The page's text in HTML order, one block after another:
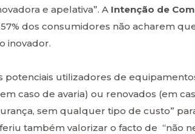
e apelativa”. A Intenção de
dos consumidores não acharem
inovador.
potenciais utilizadores de
caso de avaria) ou renovados (em
sem qualquer tipo de custo”
também valorizar o facto de “não